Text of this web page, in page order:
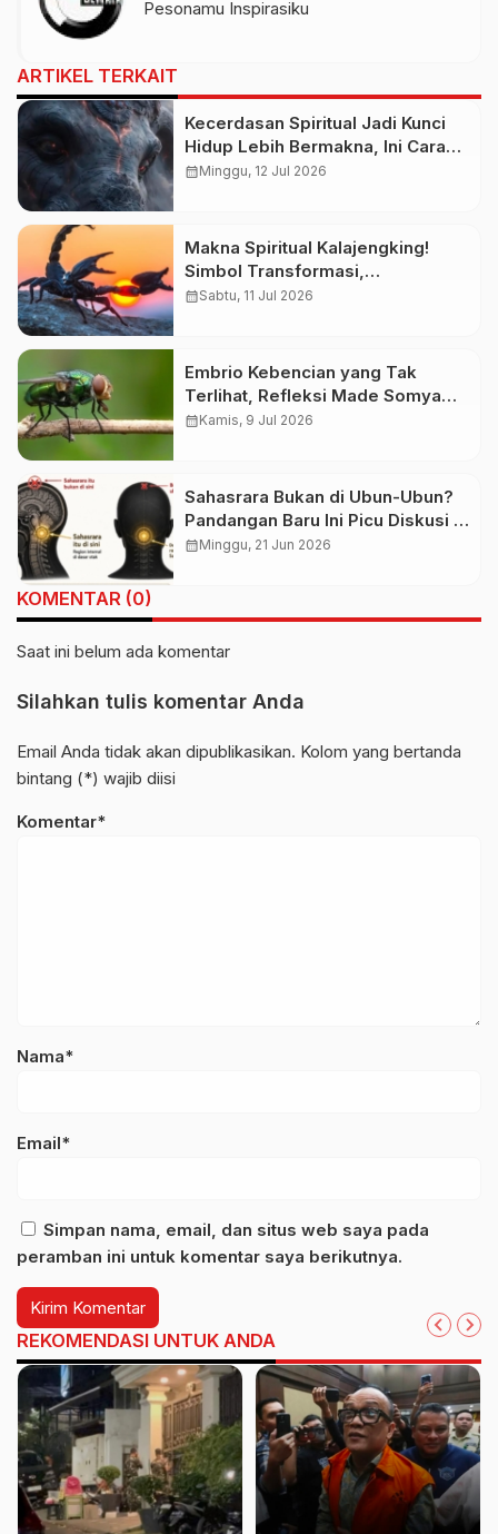
Pesonamu Inspirasiku
ARTIKEL TERKAIT
Kecerdasan Spiritual Jadi Kunci
Hidup Lebih Bermakna, Ini Cara
Melatihnya agar Lebih Tenang
calendar_monthMinggu, 12 Jul 2026
Makna Spiritual Kalajengking!
Simbol Transformasi,
Perlindungan, atau Pertanda
calendar_monthSabtu, 11 Jul 2026
Embrio Kebencian yang Tak
Terlihat, Refleksi Made Somya
Putra tentang Luka yang Tumbuh
calendar_monthKamis, 9 Jul 2026
Sahasrara Bukan di Ubun-Ubun?
Pandangan Baru Ini Picu Diskusi di
Kalangan Spiritual
calendar_monthMinggu, 21 Jun 2026
KOMENTAR (0)
Saat ini belum ada komentar
Silahkan tulis komentar Anda
Email Anda tidak akan dipublikasikan. Kolom yang bertanda
bintang (*) wajib diisi
Komentar*
Nama*
Email*
Simpan nama, email, dan situs web saya pada
peramban ini untuk komentar saya berikutnya.
REKOMENDASI UNTUK ANDA